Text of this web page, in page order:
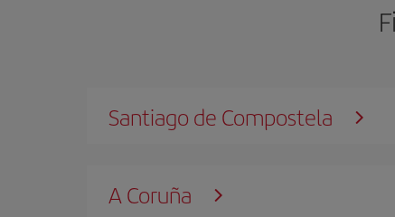
Santiago de Compostela
A Coruña